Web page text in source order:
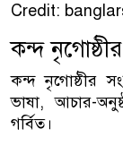
Credit:
কন্দ
কন্দ নৃগোষ্ঠীর
ভাষা, আচার-
গর্বিত।